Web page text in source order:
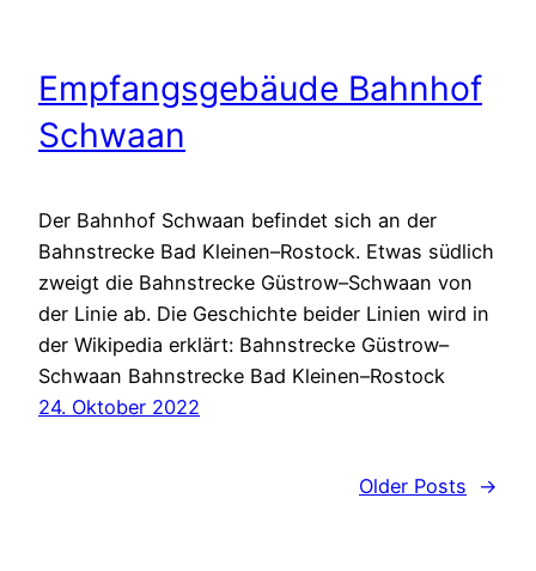
Empfangsgebäude Bahnhof
Schwaan
Der Bahnhof Schwaan befindet sich an der
Bahnstrecke Bad Kleinen–Rostock. Etwas südlich
zweigt die Bahnstrecke Güstrow–Schwaan von
der Linie ab. Die Geschichte beider Linien wird in
der Wikipedia erklärt: Bahnstrecke Güstrow–
Schwaan Bahnstrecke Bad Kleinen–Rostock
24. Oktober 2022
Older Posts →